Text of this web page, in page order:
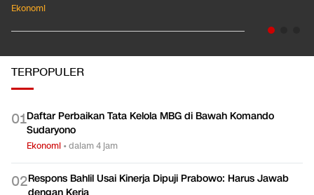
Ekonomi
TERPOPULER
01Daftar Perbaikan Tata Kelola MBG di Bawah Komando
Sudaryono
Ekonomi •dalam 4 jam
02Respons Bahlil Usai Kinerja Dipuji Prabowo: Harus Jawab